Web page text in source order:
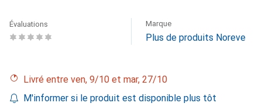
Évaluations Marque
Plus de produits Noreve
Livré entre ven, 9/10 et mar, 27/10
M'informer si le produit est disponible plus tôt